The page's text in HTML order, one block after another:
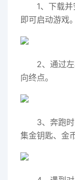
1、下载
即可启动游戏。
2、通过
向终点。
3、奔跑
集金钥匙、金